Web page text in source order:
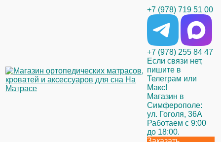
+7 (978) 719 51 00
+7 (978) 255 84 47
Если связи нет,
пишите в
Телеграм или
Макс!
Магазин в
Симферополе:
ул. Гоголя, 36А
Работаем с 9:00
до 18:00.